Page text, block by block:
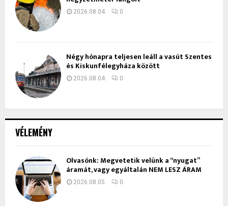
VÉLEMÉNY
Olvasónk: Megvetetik velünk a “nyugat”
áramát, vagy egyáltalán NEM LESZ ÁRAM
2026.08.05. 0
2026.08.04. 0
Négy hónapra teljesen leáll a vasút Szentes
és Kiskunfélegyháza között
2026.08.04. 0